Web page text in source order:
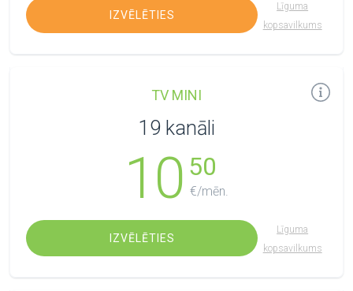
IZVĒLĒTIES
Līguma
kopsavilkums
TV MINI
19 kanāli
10 50
€/mēn.
IZVĒLĒTIES
Līguma
kopsavilkums